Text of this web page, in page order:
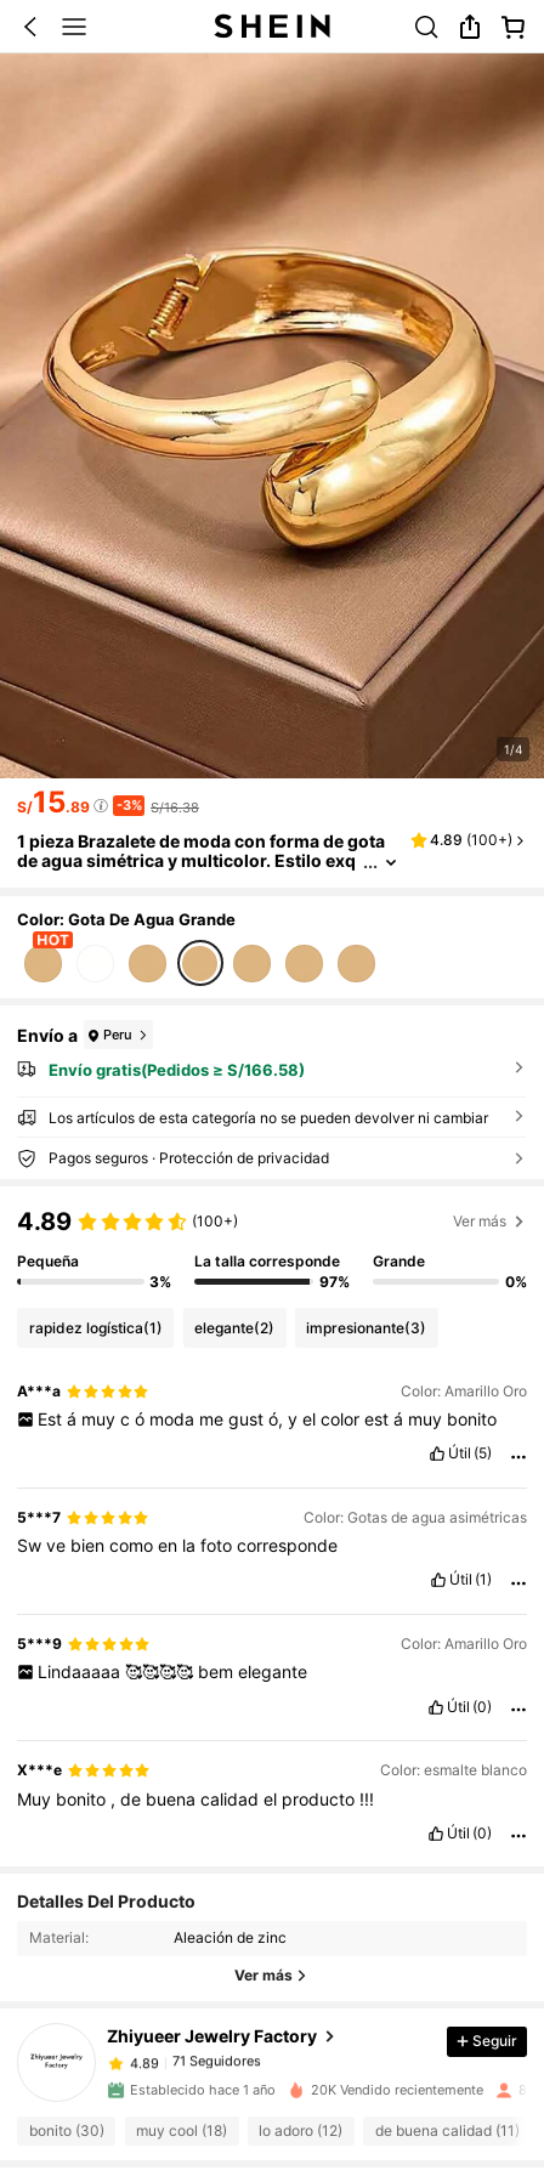
1/4
S/15.89 -3% S/16.38
1 pieza Brazalete de moda con forma de gota
de agua simétrica y multicolor. Estilo exq
estra una calidad de alta gama. Perfecto para
uso diario, trabajo, reuniones, fiestas, citas ro
mánticas, fotografía, eventos de negocios u o
tros escenarios elegantes.
4.89 (100+)
Color: Gota De Agua Grande
Envío a Peru
Envío gratis(Pedidos ≥ S/166.58)
Los artículos de esta categoría no se pueden devolver ni cambiar
Pagos seguros · Protección de privacidad
4.89 (100+) Ver más
Pequeña
3%
La talla corresponde
97%
Grande
0%
rapidez logística(1) elegante(2) impresionante(3)
A***a Color: Amarillo Oro
Est á muy c ó moda me gust ó, y el color est á muy bonito
Útil (5)
5***7 Color: Gotas de agua asimétricas
Swve biencomoen lafotocorresponde
Útil (1)
5***9 Color: Amarillo Oro
Lindaaaaa 🥰🥰🥰🥰 bem elegante
Útil (0)
X***e Color: esmalte blanco
Muy bonito ,de buenacalidadel producto !!!
Útil (0)
Detalles Del Producto
Material: Aleación de zinc
Ver más
Zhiyueer Jewelry Factory
4.89
71 Seguidores
71 Seguidores
4.89
71 Seguidores
n***4
seguidoHace 1 día
4.89
Seguir
Establecido hace 1 año 20K Vendido recientemente
bonito (30) muy cool (18) lo adoro (12) de buena calidad (11)